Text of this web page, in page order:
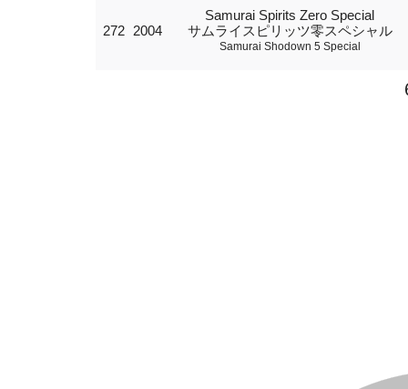
272 2004
Samurai Spirits Zero Special
サムライスピリッツ零スペシャル
Samurai Shodown 5 Special